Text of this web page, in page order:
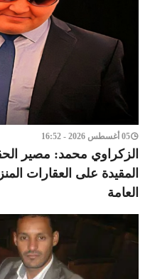
05 أغسطس 2026 - 16:52
الزكراوي محمد: مصير
المقيدة على العقارات
العامة